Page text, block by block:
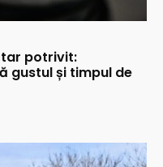
potrivit:
gustul și timpul de